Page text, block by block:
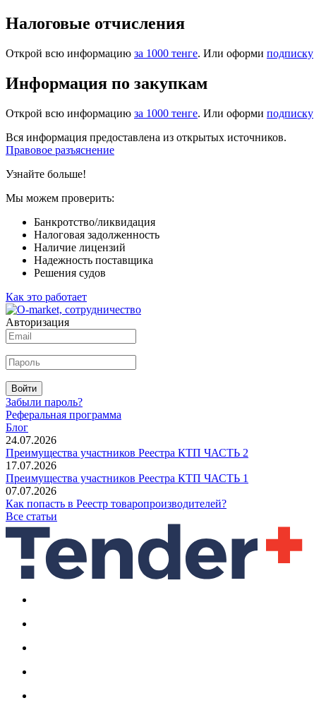
Налоговые отчисления
Открой всю информацию за 1000 тенге. Или оформи подписку
Информация по закупкам
Открой всю информацию за 1000 тенге. Или оформи подписку
Вся информация предоставлена из открытых источников.
Правовое разъяснение
Узнайте больше!
Мы можем проверить:
Банкротство/ликвидация
Налоговая задолженность
Наличие лицензий
Надежность поставщика
Решения судов
Как это работает
Авторизация
Войти
Забыли пароль?
Реферальная программа
Блог
24.07.2026
Преимущества участников Реестра КТП ЧАСТЬ 2
17.07.2026
Преимущества участников Реестра КТП ЧАСТЬ 1
07.07.2026
Как попасть в Реестр товаропроизводителей?
Все статьи